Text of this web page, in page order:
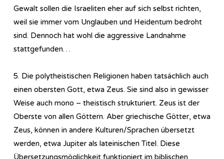
Gewalt sollen die Israeliten eher auf sich selbst richten,
weil sie immer vom Unglauben und Heidentum bedroht
sind. Dennoch hat wohl die aggressive Landnahme
stattgefunden…
5. Die polytheistischen Religionen haben tatsächlich auch
einen obersten Gott, etwa Zeus. Sie sind also in gewisser
Weise auch mono – theistisch strukturiert. Zeus ist der
Oberste von allen Göttern. Aber griechische Götter, etwa
Zeus, können in andere Kulturen/Sprachen übersetzt
werden, etwa Jupiter als lateinischen Titel. Diese
Übersetzungsmöglichkeit funktioniert im biblischen